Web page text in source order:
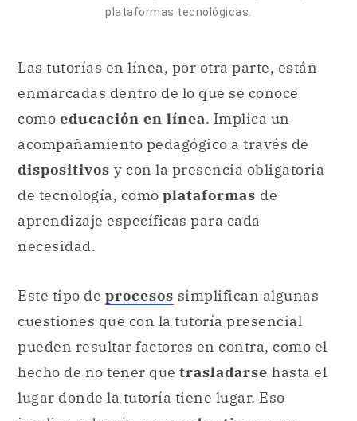
plataformas tecnológicas.
Las tutorías en línea, por otra parte, están
enmarcadas dentro de lo que se conoce
como educación en línea. Implica un
acompañamiento pedagógico a través de
dispositivos y con la presencia obligatoria
de tecnología, como plataformas de
aprendizaje específicas para cada
necesidad.
Este tipo de procesos simplifican algunas
cuestiones que con la tutoría presencial
pueden resultar factores en contra, como el
hecho de no tener que trasladarse hasta el
lugar donde la tutoría tiene lugar. Eso